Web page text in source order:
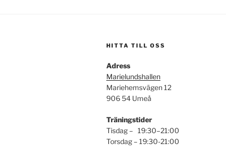
HITTA TILL OSS
Adress
Marielundshallen
Mariehemsvägen 12
906 54 Umeå
Träningstider
Tisdag – 19:30–21:00
Torsdag – 19:30-21:00